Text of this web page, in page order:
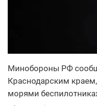
Минобороны РФ
Краснодарским
морями